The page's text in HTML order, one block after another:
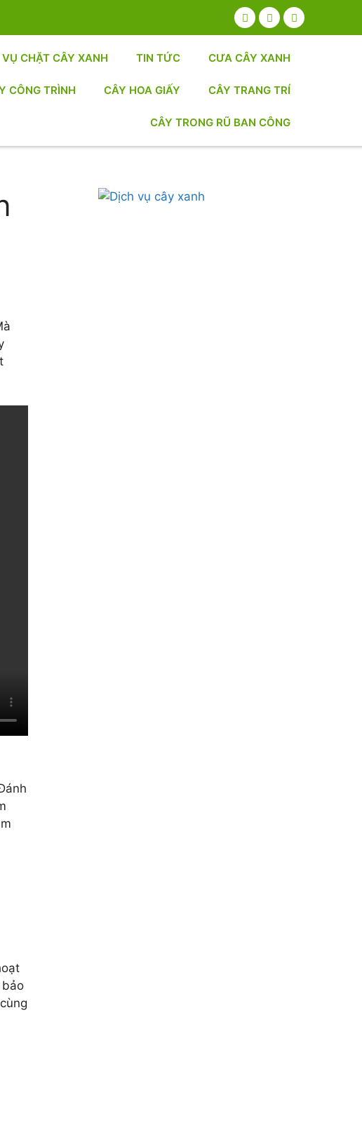
VỤ CHẶT CÂY XANH TIN TỨC CƯA CÂY XANH
CÔNG TRÌNH CÂY HOA GIẤY CÂY TRANG TRÍ
CÂY TRONG RŨ BAN CÔNG